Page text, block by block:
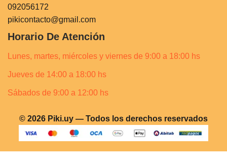
092056172
pikicontacto@gmail.com
Horario De Atención
Lunes, martes, miércoles y viernes de 9:00 a 18:00 hs
Jueves de 14:00 a 18:00 hs
Sábados de 9:00 a 12:00 hs
© 2026 Piki.uy — Todos los derechos reservados